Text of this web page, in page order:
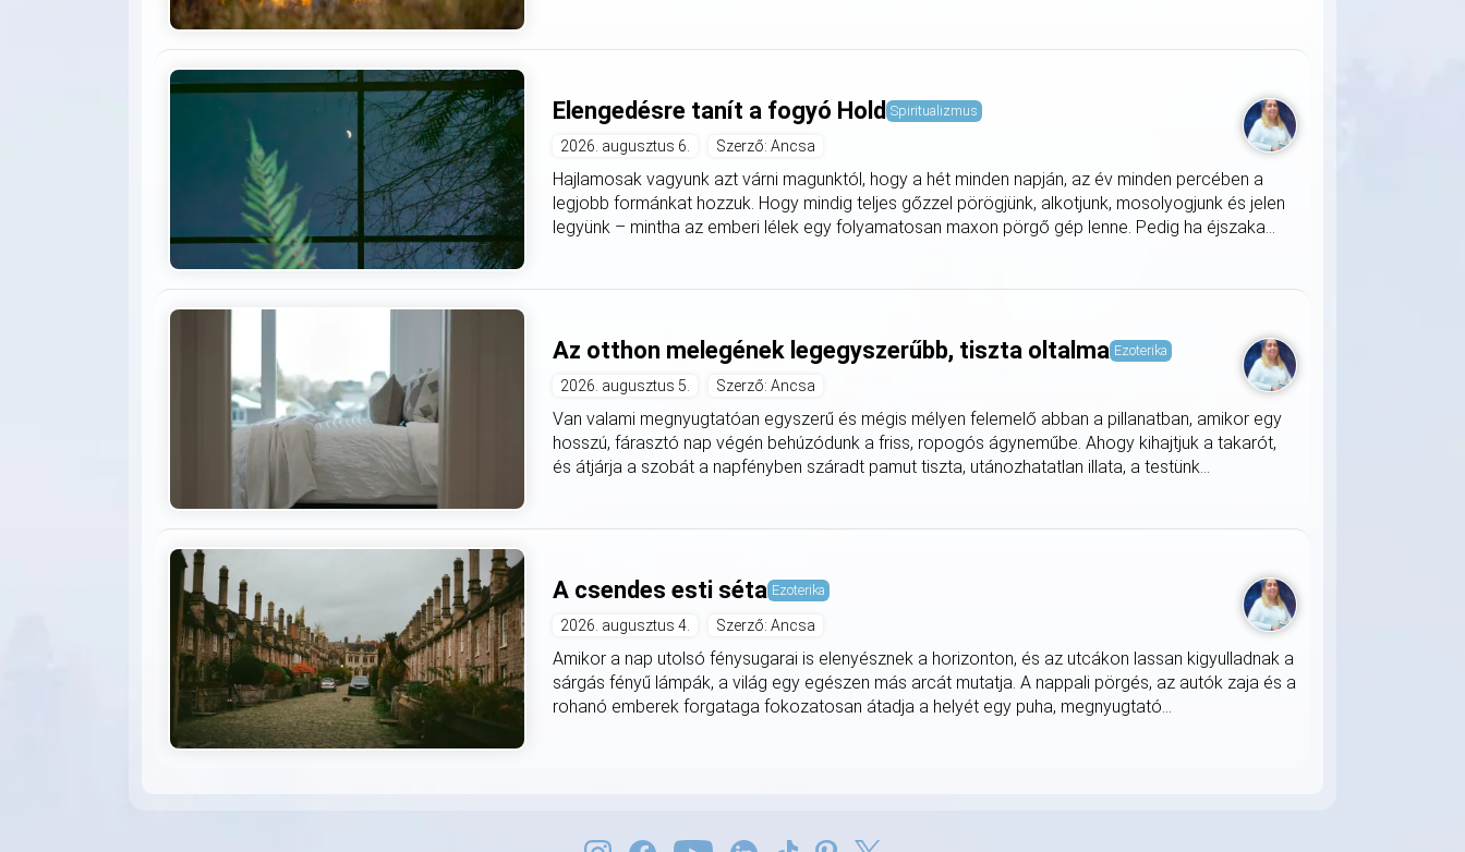
Elengedésre tanít a fogyó Hold Spiritualizmus
2026. augusztus 6. Szerző: Ancsa
Hajlamosak vagyunk azt várni magunktól, hogy a hét minden napján, az év minden percében a
legjobb formánkat hozzuk. Hogy mindig teljes gőzzel pörögjünk, alkotjunk, mosolyogjunk és jelen
legyünk – mintha az emberi lélek egy folyamatosan maxon pörgő gép lenne. Pedig ha éjszaka...
Az otthon melegének legegyszerűbb, tiszta oltalma Ezoterika
2026. augusztus 5. Szerző: Ancsa
Van valami megnyugtatóan egyszerű és mégis mélyen felemelő abban a pillanatban, amikor egy
hosszú, fárasztó nap végén behúzódunk a friss, ropogós ágyneműbe. Ahogy kihajtjuk a takarót,
és átjárja a szobát a napfényben száradt pamut tiszta, utánozhatatlan illata, a testünk...
A csendes esti séta Ezoterika
2026. augusztus 4. Szerző: Ancsa
Amikor a nap utolsó fénysugarai is elenyésznek a horizonton, és az utcákon lassan kigyulladnak a
sárgás fényű lámpák, a világ egy egészen más arcát mutatja. A nappali pörgés, az autók zaja és a
rohanó emberek forgataga fokozatosan átadja a helyét egy puha, megnyugtató...